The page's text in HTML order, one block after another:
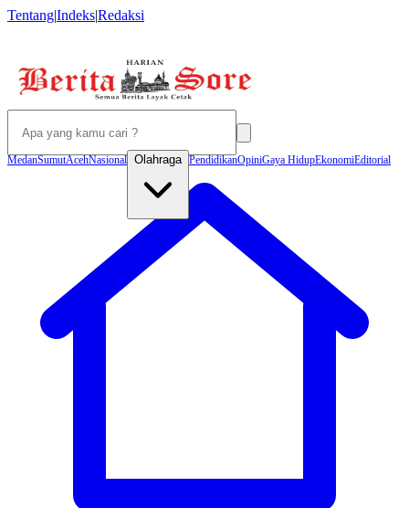
Tentang|Indeks|Redaksi
MedanSumutAcehNasional Olahraga PendidikanOpiniGaya HidupEkonomiEditorial